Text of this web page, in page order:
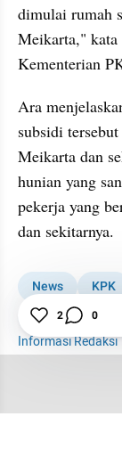
dimulai rumah
Meikarta," kata
Kementerian
Ara
subsidi
Meikarta dan
hunian yang
pekerja yang
dan sekitarnya.
News KPK
Meikarta
Informasi Redaksi
2 0